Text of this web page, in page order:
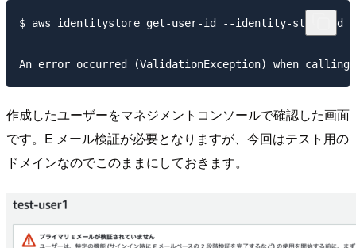
$ aws identitystore get-user-id --identity-store-id
作成したユーザーをマネジメントコンソールで確認した画面
です。E メール検証が必要となりますが、今回はテスト用の
ドメインなのでこのままにしておきます。